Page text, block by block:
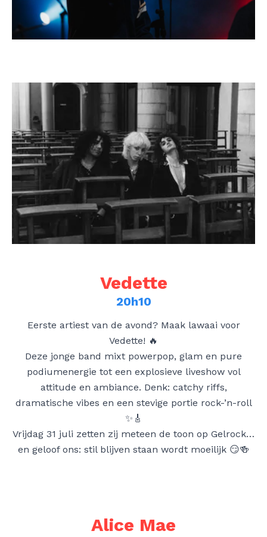
Vedette
20h10
Eerste artiest van de avond? Maak lawaai voor
Vedette! 🔥
Deze jonge band mixt powerpop, glam en pure
podiumenergie tot een explosieve liveshow vol
attitude en ambiance. Denk: catchy riffs,
dramatische vibes en een stevige portie rock-’n-roll
✨🎸
Vrijdag 31 juli zetten zij meteen de toon op Gelrock…
en geloof ons: stil blijven staan wordt moeilijk 😏🍻
Alice Mae